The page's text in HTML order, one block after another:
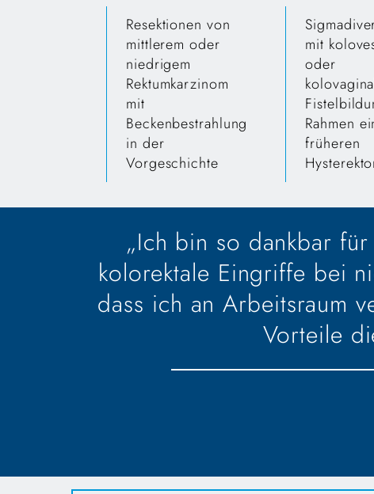
Resektionen von
mittlerem oder
niedrigem
Rektumkarzinom
mit
Beckenbestrahlung
in der
Vorgeschichte
mit
oder
Rahmen
früheren
„Ich bin so dankbar für
kolorektale Eingriffe bei
dass ich an Arbeitsraum
Vorteile